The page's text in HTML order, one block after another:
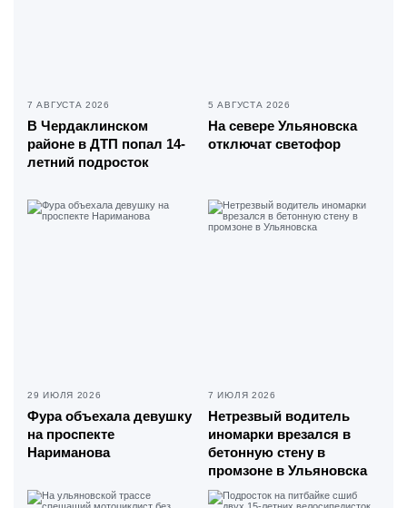
7 АВГУСТА 2026
В Чердаклинском
районе в ДТП попал 14-
летний подросток
5 АВГУСТА 2026
На севере Ульяновска
отключат светофор
29 ИЮЛЯ 2026
Фура объехала девушку
на проспекте
Нариманова
7 ИЮЛЯ 2026
Нетрезвый водитель
иномарки врезался в
бетонную стену в
промзоне в Ульяновска